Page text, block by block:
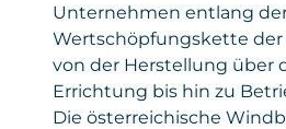
Unternehmen entlang
Wertschöpfungskette der
von der Herstellung über
Errichtung bis hin zu
Die österreichische